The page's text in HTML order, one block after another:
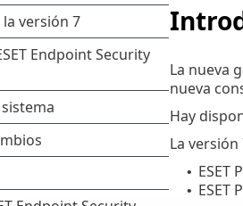
La nueva
nueva
Hay
La
• ESET
• ESET